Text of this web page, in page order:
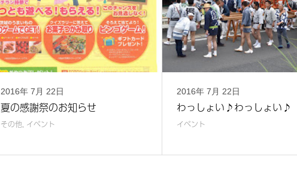
2016年 7月 22日
夏の感謝祭のお知らせ
その他, イベント
2016年 7月 22日
わっしょい♪わっしょい♪
イベント